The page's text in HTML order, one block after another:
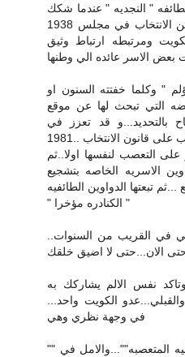
" النجديه " عندما شكك
اهل الكويت في ولائها واستبعدوها من الانتخاب في مجلس 1938
ومرتبطه ارتباط وثيق
" وكلما خفتته السنون او
التي تبحث لها عن موقع
بالتحديد...و قد تعزز في
على قانون الانتخاب ..1981
على التعصب لنفسها اولا..ثم
الاسريه الخاصه بتشجيع
تبعتها الدواوين الطائفيه
" الكنادره مؤخرا "
في القريب من السنوات..
نفس الالم يشاركك به
الكويت واحد...
في وجهة نظري وهي
"" الاحزاب الدينيه شيعيه وسنيه...والقبليه المتعصبه""...والامل في